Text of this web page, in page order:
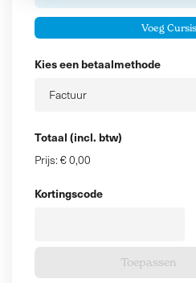
Tussenvoegsel
Voeg
Kies een betaalmethode
Totaal (incl. btw)
Prijs: € 0,00
Kortingscode